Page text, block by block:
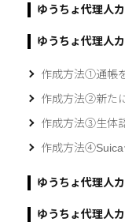
ゆうちょ代理人
ゆうちょ代理人
作成方法①通帳
作成方法②新た
作成方法③生体
作成方法④Suica
ゆうちょ代理人
ゆうちょ代理人